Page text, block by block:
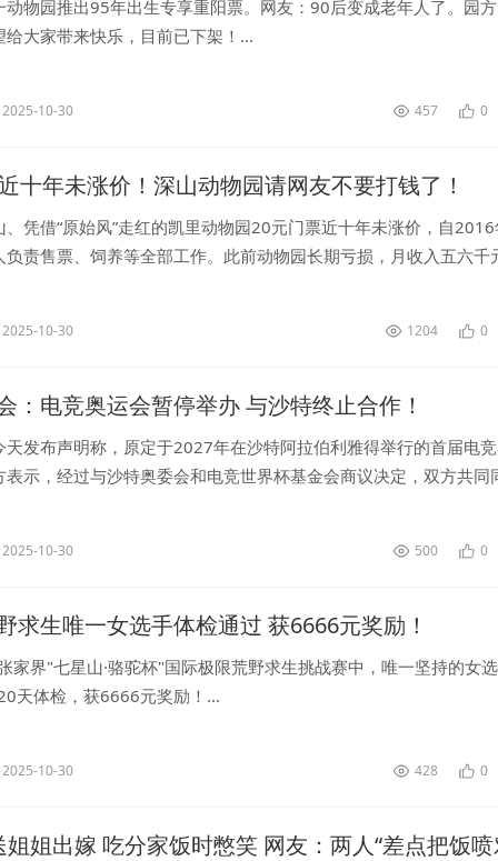
动物园推出95年出生专享重阳票。网友：90后变成老年人了。园
给大家带来快乐，目前已下架！...
2025-10-30 457 0
十年未涨价！深山动物园请网友不要打钱了！
、凭借“原始风”走红的凯里动物园20元门票近十年未涨价，自
负责售票、饲养等全部工作。此前动物园长期亏损，月收入五六千
2025-10-30 1204 0
：电竞奥运会暂停举办 与沙特终止合作！
天发布声明称，原定于2027年在沙特阿拉伯利雅得举行的首届电
表示，经过与沙特奥委会和电竞世界杯基金会商议决定，双方共同
2025-10-30 500 0
求生唯一女选手体检通过 获6666元奖励！
家界"七星山·骆驼杯"国际极限荒野求生挑战赛中，唯一坚持的女
天体检，获6666元奖励！...
2025-10-30 428 0
姐出嫁 吃分家饭时憋笑 网友：两人“差点把饭